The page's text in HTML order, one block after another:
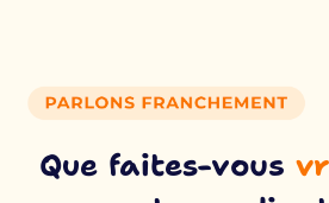
Que faites-vous